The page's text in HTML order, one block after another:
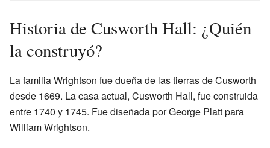
Historia de Cusworth Hall: ¿Quién
la construyó?
La familia Wrightson fue dueña de las tierras de Cusworth
desde 1669. La casa actual, Cusworth Hall, fue construida
entre 1740 y 1745. Fue diseñada por George Platt para
William Wrightson.